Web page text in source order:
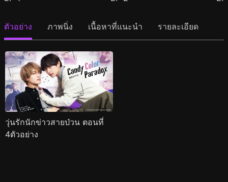
ตัวอย่าง ภาพนิ่ง เนื้อหาที่แนะนำ รายละเอียด
วุ่นรักนักข่าวสายป่วน ตอนที่
4ตัวอย่าง